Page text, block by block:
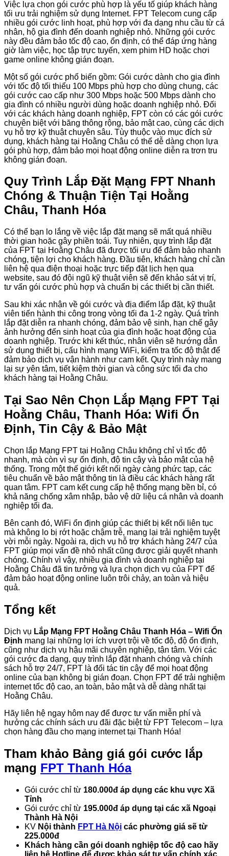
Việc lựa chọn gói cước phù hợp là yếu tố giúp khách hàng
tối ưu trải nghiệm sử dụng Internet. FPT Telecom cung cấp
nhiều gói cước linh hoạt, phù hợp với đa dạng nhu cầu từ cá
nhân, hộ gia đình đến doanh nghiệp nhỏ. Những gói cước
này đều đảm bảo tốc độ cao, ổn định, có thể đáp ứng hàng
giờ làm việc, học tập trực tuyến, xem phim HD hoặc chơi
game online không gián đoạn.
Một số gói cước phổ biến gồm: Gói cước dành cho gia đình
với tốc độ tối thiểu 100 Mbps phù hợp cho dùng chung, các
gói cước cao cấp như 300 Mbps hoặc 500 Mbps dành cho
gia đình có nhiều người dùng hoặc doanh nghiệp nhỏ. Đối
với các khách hàng doanh nghiệp, FPT còn có các gói cước
chuyên biệt với băng thông rộng, bảo mật cao, cùng các dịch
vụ hỗ trợ kỹ thuật chuyên sâu. Tùy thuộc vào mục đích sử
dụng, khách hàng tại Hoằng Châu có thể dễ dàng chọn lựa
gói phù hợp, đảm bảo mọi hoạt động online diễn ra trơn tru
không gián đoạn.
Quy Trình Lắp Đặt Mạng FPT Nhanh
Chóng & Thuận Tiện Tại Hoằng
Châu, Thanh Hóa
Có thể bạn lo lắng về việc lắp đặt mạng sẽ mất quá nhiều
thời gian hoặc gây phiền toái. Tuy nhiên, quy trình lắp đặt
của FPT tại Hoằng Châu đã được tối ưu để đảm bảo nhanh
chóng, tiện lợi cho khách hàng. Đầu tiên, khách hàng chỉ cần
liên hệ qua điện thoại hoặc trực tiếp đặt lịch hẹn qua
website, sau đó đội ngũ kỹ thuật viên sẽ đến khảo sát vị trí,
tư vấn gói cước phù hợp và chuẩn bị các thiết bị cần thiết.
Sau khi xác nhận về gói cước và địa điểm lắp đặt, kỹ thuật
viên tiến hành thi công trong vòng tối đa 1-2 ngày. Quá trình
lắp đặt diễn ra nhanh chóng, đảm bảo vệ sinh, hạn chế gây
ảnh hưởng đến sinh hoạt của gia đình hoặc hoạt động của
doanh nghiệp. Trước khi kết thúc, nhân viên sẽ hướng dẫn
sử dụng thiết bị, cấu hình mạng WiFi, kiểm tra tốc độ thật để
đảm bảo dịch vụ vận hành như cam kết. Quy trình này mang
lại sự yên tâm, tiết kiệm thời gian và công sức tối đa cho
khách hàng tại Hoằng Châu.
Tại Sao Nên Chọn Lắp Mạng FPT Tại
Hoằng Châu, Thanh Hóa: Wifi Ổn
Định, Tin Cậy & Bảo Mật
Chọn lắp Mạng FPT tại Hoằng Châu không chỉ vì tốc độ
nhanh, mà còn vì sự ổn định, độ tin cậy và bảo mật của hệ
thống. Trong một thế giới kết nối ngày càng phức tạp, các
tiêu chuẩn về bảo mật thông tin là điều các khách hàng rất
quan tâm. FPT cam kết cung cấp hệ thống mạng bền bỉ, có
khả năng chống xâm nhập, bảo vệ dữ liệu cá nhân và doanh
nghiệp tối đa.
Bên cạnh đó, WiFi ổn định giúp các thiết bị kết nối liên tục
mà không lo bị rớt hoặc chậm trễ, mang lại trải nghiệm tuyệt
vời mỗi ngày. Ngoài ra, dịch vụ hỗ trợ khách hàng 24/7 của
FPT giúp mọi vấn đề nhỏ nhất cũng được giải quyết nhanh
chóng. Chính vì vậy, nhiều gia đình và doanh nghiệp tại
Hoằng Châu đã tin tưởng và lựa chọn dịch vụ của FPT để
đảm bảo hoạt động online luôn trôi chảy, an toàn và hiệu
quả.
Tổng kết
Dịch vụ Lắp Mạng FPT Hoằng Châu Thanh Hóa – Wifi Ổn
Định mang lại những lợi ích vượt trội về tốc độ, độ ổn định,
cũng như dịch vụ hậu mãi chuyên nghiệp, tận tâm. Với các
gói cước đa dạng, quy trình lắp đặt nhanh chóng và chính
sách hỗ trợ 24/7, FPT là đối tác tin cậy để mọi hoạt động
online của bạn không bị gián đoạn. Chọn FPT để trải nghiệm
internet tốc độ cao, an toàn, bảo mật và dễ dàng nhất tại
Hoằng Châu.
Hãy liên hệ ngay hôm nay để được tư vấn miễn phí và
hưởng các chính sách ưu đãi đặc biệt từ FPT Telecom – lựa
chọn hàng đầu cho mạng internet tại Thanh Hóa!
Tham khảo Bảng giá gói cước lắp
mạng FPT Thanh Hóa
Gói cước chỉ từ 180.000đ áp dụng các khu vực Xã
Tỉnh
Gói cước chỉ từ 195.000đ áp dụng tại các xã Ngoại
Thành Hà Nội
KV Nội thành FPT Hà Nội các phường giá sẽ từ
225.000đ
Khách hàng cần gói doanh nghiệp tốc độ cao hãy
liên hệ Hotline để được khảo sát tư vấn chính xác